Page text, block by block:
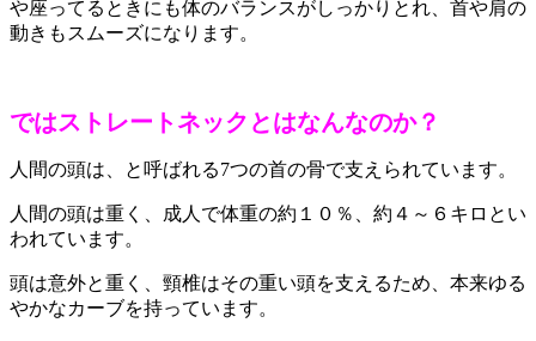
や座ってるときにも体のバランスがしっかりとれ、首や肩の
動きもスムーズになります。
ではストレートネックとはなんなのか？
人間の頭は、と呼ばれる7つの首の骨で支えられています。
人間の頭は重く、成人で体重の約１０％、約４～６キロとい
われています。
頭は意外と重く、頸椎はその重い頭を支えるため、本来ゆる
やかなカーブを持っています。